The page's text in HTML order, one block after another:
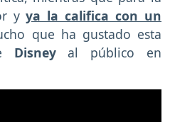
yya la califica con un
que ha gustado esta
Disneyal público en